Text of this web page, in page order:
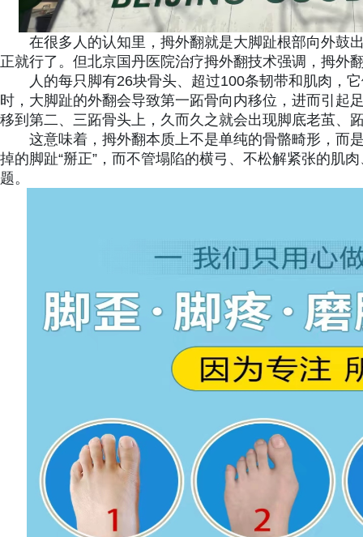
在很多人的认知里，拇外翻就是大脚趾根部向外鼓
正就行了。但北京国丹医院治疗拇外翻技术强调，拇外
人的每只脚有26块骨头、超过100条韧带和肌肉，
时，大脚趾的外翻会导致第一跖骨向内移位，进而引起
移到第二、三跖骨头上，久而久之就会出现脚底老茧、
这意味着，拇外翻本质上不是单纯的骨骼畸形，而
掉的脚趾“掰正”，而不管塌陷的横弓、不松解紧张的肌
题。